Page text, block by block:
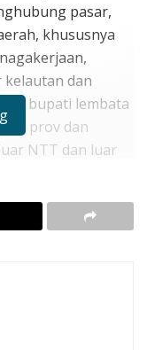
pasar,
khususnya
dan
bupati lembata
prov dan
NTT dan luar
nama
yang lebih
mengikuti
di Aula